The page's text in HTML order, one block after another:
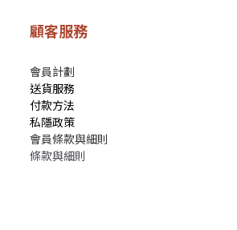
顧客服務
會員計劃
送貨服務
付款方法
私隱政策
會員條款與細則
條款與細則